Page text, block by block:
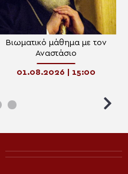
Βιωματικό μάθημα με τον
Αναστάσιο
01.08.2026 | 15:00